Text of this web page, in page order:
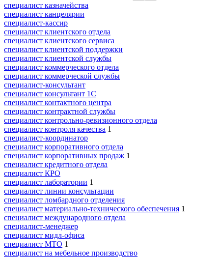
специалист казначейства
специалист канцелярии
специалист-кассир
специалист клиентского отдела
специалист клиентского сервиса
специалист клиентской поддержки
специалист клиентской службы
специалист коммерческого отдела
специалист коммерческой службы
специалист-консультант
специалист консультант 1С
специалист контактного центра
специалист контрактной службы
специалист контрольно-ревизионного отдела
специалист контроля качества 1
специалист-координатор
специалист корпоративного отдела
специалист корпоративных продаж 1
специалист кредитного отдела
специалист КРО
специалист лаборатории 1
специалист линии консультации
специалист ломбардного отделения
специалист материально-технического обеспечения 1
специалист международного отдела
специалист-менеджер
специалист мидл-офиса
специалист МТО 1
специалист на мебельное производство